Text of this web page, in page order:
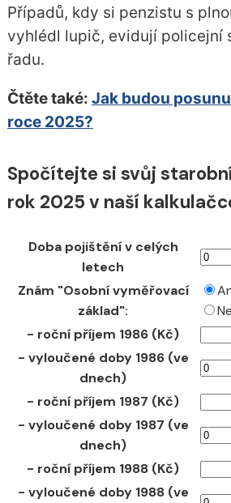
Případů, kdy si penzistu s
vyhlédl lupič, evidují policejní
řadu.
Čtěte také: Jak budou
roce 2025?
Spočítejte si svůj
rok 2025 v naší
Doba pojištění v celých
letech
Znám "Osobní vyměřovací
základ":
Ne
- roční příjem 1986 (Kč)
- vyloučené doby 1986 (ve
dnech)
- roční příjem 1987 (Kč)
- vyloučené doby 1987 (ve
dnech)
- roční příjem 1988 (Kč)
- vyloučené doby 1988 (ve